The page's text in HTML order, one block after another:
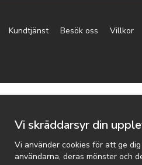
Kundtjänst Besök oss Villkor
Vi skräddarsyr din
Vi använder cookies för att ge
användarna, deras mönster och